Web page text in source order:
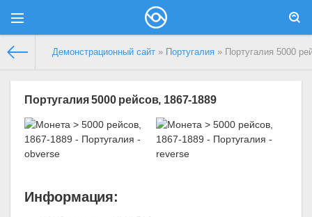
Демонстрационный сайт » Португалия » Португалия 5000
Португалия 5000 рейсов, 1867-1889
Информация: